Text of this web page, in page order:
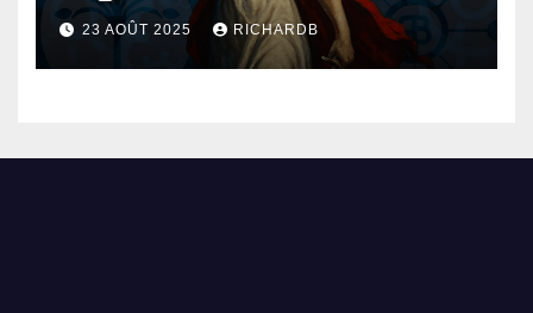
23 AOÛT 2025 RICHARDB